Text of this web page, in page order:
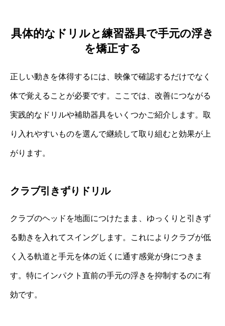
具体的なドリルと練習器具で手元の浮き
を矯正する
正しい動きを体得するには、映像で確認するだけでなく
体で覚えることが必要です。ここでは、改善につながる
実践的なドリルや補助器具をいくつかご紹介します。取
り入れやすいものを選んで継続して取り組むと効果が上
がります。
クラブ引きずりドリル
クラブのヘッドを地面につけたまま、ゆっくりと引きず
る動きを入れてスイングします。これによりクラブが低
く入る軌道と手元を体の近くに通す感覚が身につきま
す。特にインパクト直前の手元の浮きを抑制するのに有
効です。